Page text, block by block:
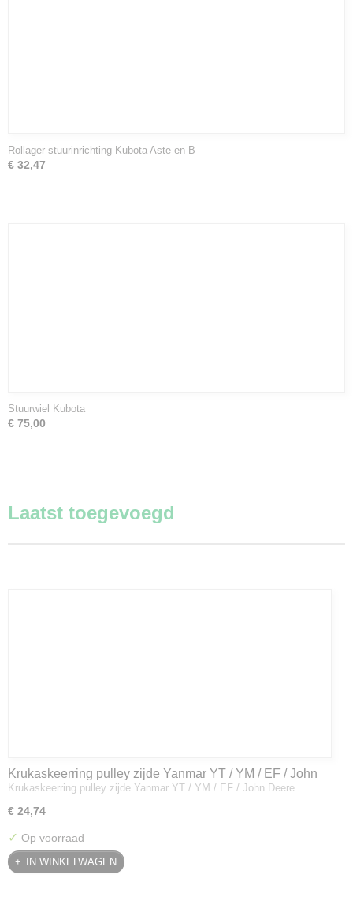
Rollager stuurinrichting Kubota Aste en B
€ 32,47
Stuurwiel Kubota
€ 75,00
Laatst toegevoegd
Krukaskeerring pulley zijde Yanmar YT / YM / EF / John
Deere - 119934-01800
Krukaskeerring pulley zijde Yanmar YT / YM / EF / John Deere…
€ 24,74
✓ Op voorraad
IN WINKELWAGEN